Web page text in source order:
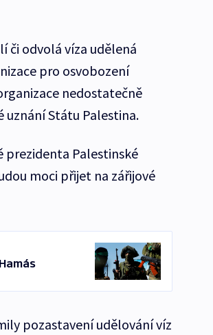
či odvolá víza udělená
pro osvobození
nedostatečně
uznání Státu Palestina.
prezidenta Palestinské
moci přijet na zářijové
pozastavení udělování víz